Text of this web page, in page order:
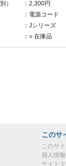
）
：2,300円
：電源コード
：Jシリーズ
：○ 在庫品
このサ
このサ
個人情
サイト